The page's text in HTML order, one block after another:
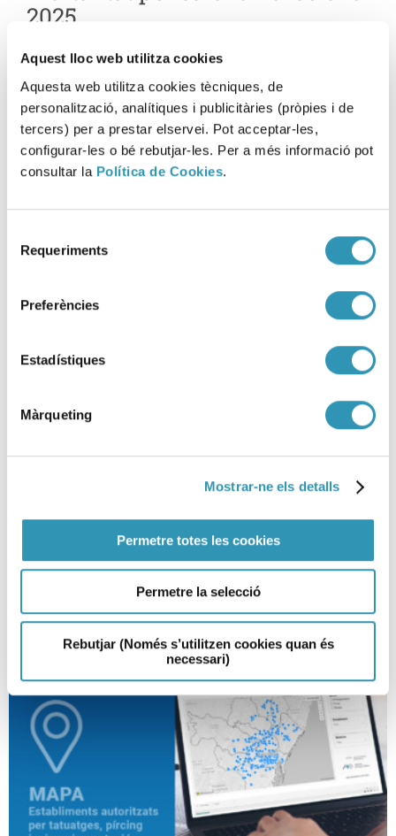
Aquest lloc web utilitza cookies
Aquesta web utilitza cookies tècniques, de
personalització, analítiques i publicitàries (pròpies i de
tercers) per a prestar elservei. Pot acceptar-les,
configurar-les o bé rebutjar-les. Per a més informació pot
consultar la Política de Cookies.
Requeriments
Preferències
Estadístiques
Màrqueting
Mostrar-ne els detalls
Permetre totes les cookies
Permetre la selecció
Rebutjar (Només s’utilitzen cookies quan és
necessari)
2025
23-02-2026
SALUT AMBIENTAL
atmosfèrica a l’avinguda
19-01-2026